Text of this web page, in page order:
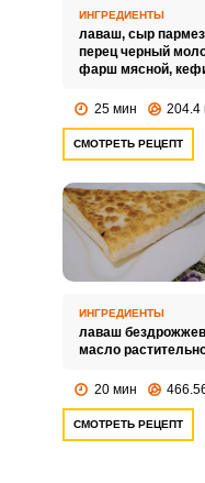
ИНГРЕДИЕНТЫ
лаваш, сыр
перец черный
фарш мясной,
25 мин 204.4
СМОТРЕТЬ РЕЦЕПТ
ИНГРЕДИЕНТЫ
лаваш
масло
20 мин
СМОТРЕТЬ РЕЦЕПТ